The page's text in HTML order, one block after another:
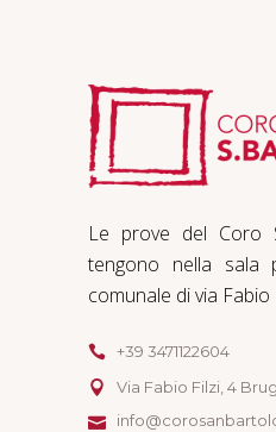
Le prove del Coro
tengono nella sala
comunale di via
+39 3471122604
Via Fabio Filzi, 4